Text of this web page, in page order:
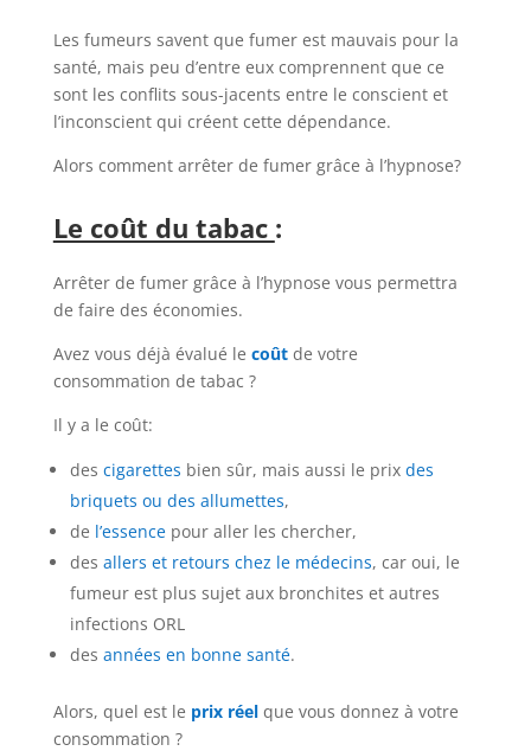
Les fumeurs savent que fumer est mauvais pour la
santé, mais peu d’entre eux comprennent que ce
sont les conflits sous-jacents entre le conscient et
l’inconscient qui créent cette dépendance.
Alors comment arrêter de fumer grâce à l’hypnose?
Le coût du tabac :
Arrêter de fumer grâce à l’hypnose vous permettra
de faire des économies.
Avez vous déjà évalué le coûtde votre
consommation de tabac ?
Il y a le coût:
des cigarettes bien sûr, mais aussi le prix des
briquets ou des allumettes,
de l’essencepour aller les chercher,
des allers et retours chez le médecins, car oui, le
fumeur est plus sujet aux bronchites et autres
infections ORL
des années en bonne santé.
Alors, quel est le prix réelque vous donnez à votre
consommation ?